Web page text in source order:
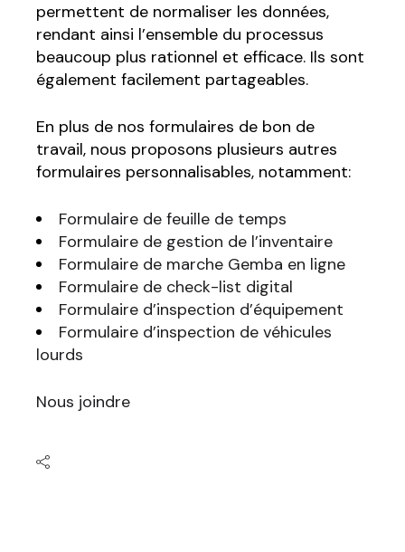
permettent de normaliser les données,
rendant ainsi l’ensemble du processus
beaucoup plus rationnel et efficace. Ils sont
également facilement partageables.
En plus de nos formulaires de bon de
travail, nous proposons plusieurs autres
formulaires personnalisables, notamment:
Formulaire de feuille de temps
Formulaire de gestion de l’inventaire
Formulaire de marche Gemba en ligne
Formulaire de check-list digital
Formulaire d’inspection d’équipement
Formulaire d’inspection de véhicules
lourds
Nous joindre